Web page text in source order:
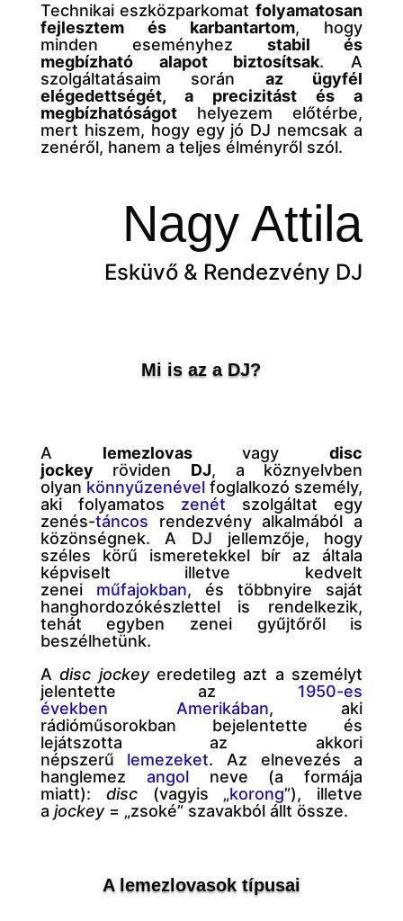
Technikai eszközparkomatfolyamatosan
fejlesztem és karbantartom, hogy
minden eseményhezstabil és
megbízható alapot biztosítsak. A
szolgáltatásaim során az ügyfél
elégedettségét, a precizitást és a
megbízhatóságothelyezem előtérbe,
mert hiszem, hogy egy jó DJ nemcsak a
zenéről, hanem a teljes élményről szól.
Nagy Attila
Esküvő & Rendezvény DJ
Mi is az a DJ?
A lemezlovas vagy
disc
jockey röviden DJ, a köznyelvben
olyan könnyűzenével foglalkozó személy,
aki folyamatos
zenét
szolgáltat egy
zenés-táncos
rendezvény alkalmából a
közönségnek. A DJ jellemzője, hogy
széles körű ismeretekkel bír az általa
képviselt illetve kedvelt
zenei
műfajokban, és többnyire saját
hanghordozókészlettel is rendelkezik,
tehát egyben zenei gyűjtőről is
beszélhetünk.
A disc jockey eredetileg azt a személyt
jelentette az
1950-es
években
Amerikában, aki
rádióműsorokban bejelentette és
lejátszotta az akkori
népszerű
lemezeket. Az elnevezés a
hanglemez
angol
neve (a formája
miatt):
disc (vagyis „korong”), illetve
a jockey = „zsoké” szavakból állt össze.
A lemezlovasok típusai